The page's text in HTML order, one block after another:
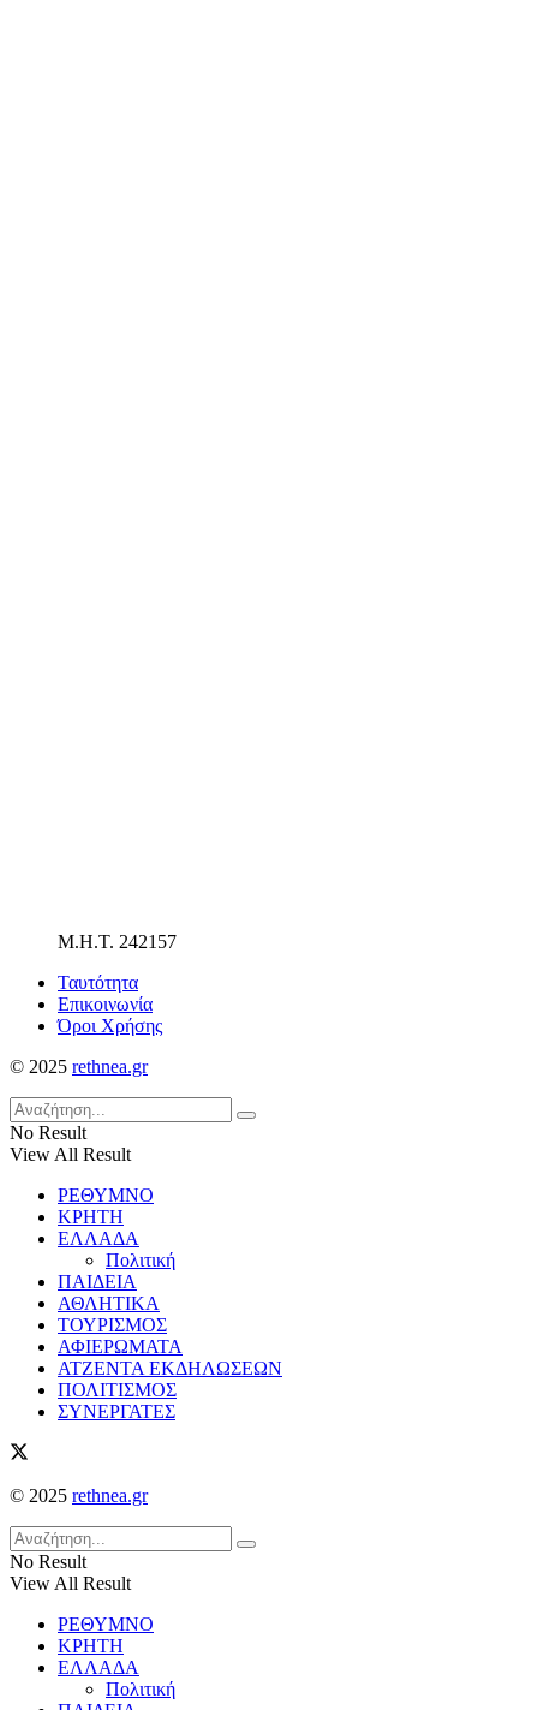
Μ.Η.Τ. 242157
Ταυτότητα
Επικοινωνία
Όροι Χρήσης
© 2025 rethnea.gr
No Result
View All Result
ΡΕΘΥΜΝΟ
ΚΡΗΤΗ
ΕΛΛΑΔΑ
Πολιτική
ΠΑΙΔΕΙΑ
ΑΘΛΗΤΙΚΑ
ΤΟΥΡΙΣΜΟΣ
ΑΦΙΕΡΩΜΑΤΑ
ΑΤΖΕΝΤΑ ΕΚΔΗΛΩΣΕΩΝ
ΠΟΛΙΤΙΣΜΟΣ
ΣΥΝΕΡΓΑΤΕΣ
© 2025 rethnea.gr
No Result
View All Result
ΡΕΘΥΜΝΟ
ΚΡΗΤΗ
ΕΛΛΑΔΑ
Πολιτική